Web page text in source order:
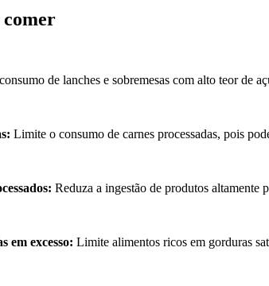
comer
de lanches e sobremesas com alto teor de
Limite o consumo de carnes processadas, pois
Reduza a ingestão de produtos altamente
em excesso: Limite alimentos ricos em gorduras